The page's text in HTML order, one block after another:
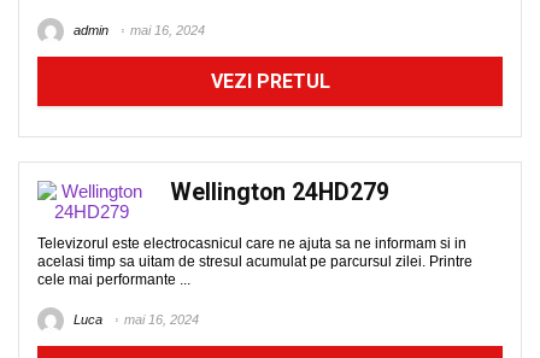
admin mai 16, 2024
VEZI PRETUL
Wellington 24HD279
Televizorul este electrocasnicul care ne ajuta sa ne informam si in
acelasi timp sa uitam de stresul acumulat pe parcursul zilei. Printre
cele mai performante ...
Luca mai 16, 2024